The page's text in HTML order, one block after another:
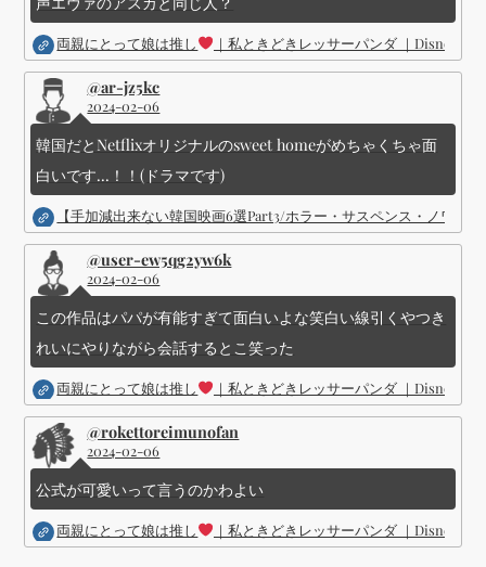
両親にとって娘は推し ｜私ときどきレッサーパンダ ｜Disney (
@ar-jz5kc
2024-02-06
韓国だとNetflixオリジナルのsweet homeがめちゃくちゃ面
白いです...！！(ドラマです)
【手加減出来ない韓国映画6選Part3/ホラー・サスペンス・ノワー
@user-ew5qg2yw6k
2024-02-06
この作品はパパが有能すぎて面白いよな笑白い線引くやつき
れいにやりながら会話するとこ笑った
両親にとって娘は推し ｜私ときどきレッサーパンダ ｜Disney (
@rokettoreimunofan
2024-02-06
公式が可愛いって言うのかわよい
両親にとって娘は推し ｜私ときどきレッサーパンダ ｜Disney (